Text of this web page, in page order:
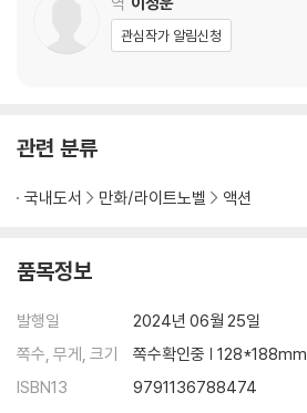
관심작가 알림신청
관련 분류
국내도서 만화/라이트노벨 액션
품목정보
발행일
2024년 06월 25일
쪽수, 무게, 크기
쪽수확인중 | 128*188mm
ISBN13
9791136788474